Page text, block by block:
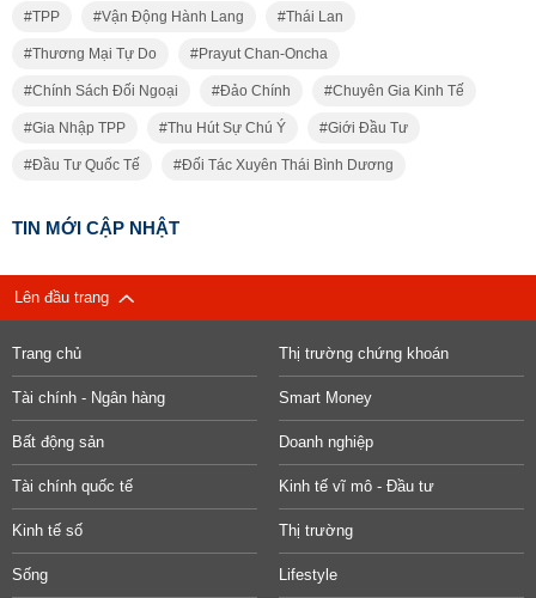
TPP Vận Động Hành Lang Thái Lan
Thương Mại Tự Do Prayut Chan-Oncha
Chính Sách Đối Ngoại Đảo Chính Chuyên Gia Kinh Tế
Gia Nhập TPP Thu Hút Sự Chú Ý Giới Đầu Tư
Đầu Tư Quốc Tế Đối Tác Xuyên Thái Bình Dương
TIN MỚI CẬP NHẬT
Lên đầu trang
Trang chủ Thị trường chứng khoán
Tài chính - Ngân hàng Smart Money
Bất động sản Doanh nghiệp
Tài chính quốc tế Kinh tế vĩ mô - Đầu tư
Kinh tế số Thị trường
Sống Lifestyle